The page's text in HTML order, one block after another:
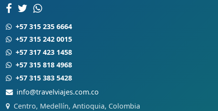
+57 315 235 6664
+57 315 242 0015
+57 317 423 1458
+57 315 818 4968
+57 315 383 5428
info@travelviajes.com.co
Centro, Medellín, Antioquia, Colombia